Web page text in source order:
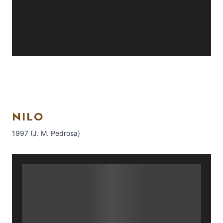
NILO
1997 (J. M. Pedrosa)